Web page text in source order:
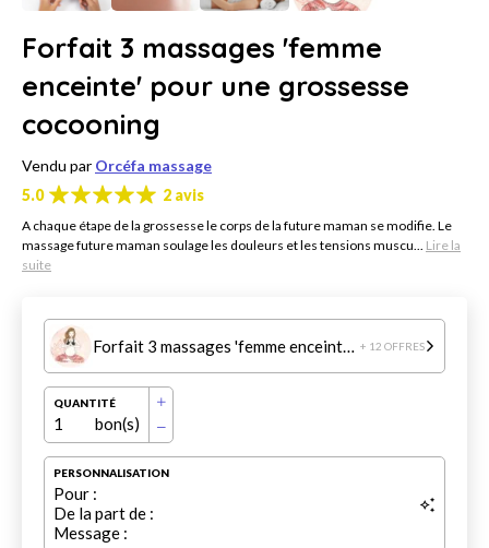
Forfait 3 massages 'femme
enceinte' pour une grossesse
cocooning
Vendu par Orcéfa massage
5.0
2 avis
A chaque étape de la grossesse le corps de la future maman se modifie. Le
massage future maman soulage les douleurs et les tensions muscu... Lire la
suite
Forfait 3 massages 'femme enceinte' pour une grossesse cocooning + 12 OFFRES
QUANTITÉ
1 bon(s)
PERSONNALISATION
Pour :
De la part de :
Message :